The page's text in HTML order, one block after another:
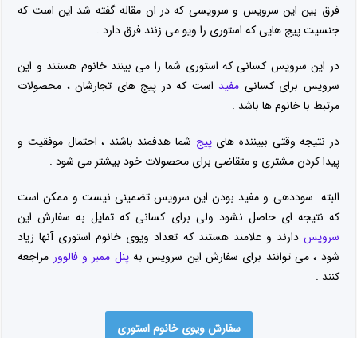
فرق بین این سرویس و سرویسی که در ان مقاله گفته شد این است که
جنسیت پیج هایی که استوری را ویو می زنند فرق دارد .
در این سرویس کسانی که استوری شما را می بینند خانوم هستند و این
سرویس برای کسانی مفید است که در پیج های تجارشان ، محصولات
مرتبط با خانوم ها باشد .
در نتیجه وقتی ببیننده هایپیج شما هدفمند باشند ، احتمال موفقیت و
پیدا کردن مشتری و متقاضی برای محصولات خود بیشتر می شود .
البته سوددهی و مفید بودن این سرویس تضمینی نیست و ممکن است
که نتیجه ای حاصل نشود ولی برای کسانی که تمایل به سفارش این
سرویس دارند و علامند هستند که تعداد ویوی خانوم استوری آنها زیاد
شود ، می توانند برای سفارش این سرویس به پنل ممبر و فالوور مراجعه
کنند .
سفارش ویوی خانوم استوری